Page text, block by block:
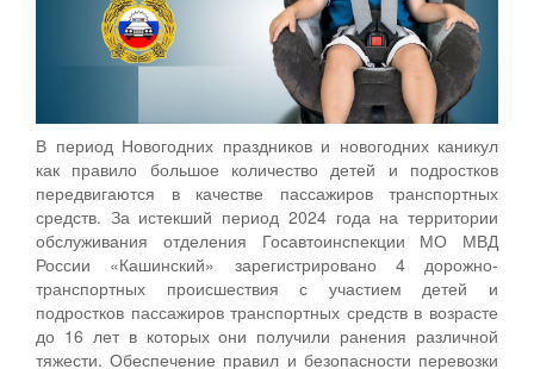
В период Новогодних праздников и новогодних каникул
как правило большое количество детей и подростков
передвигаются в качестве пассажиров транспортных
средств. За истекший период 2024 года на территории
обслуживания отделения Госавтоинспекции МО МВД
России «Кашинский» зарегистрировано 4 дорожно-
транспортных происшествия с участием детей и
подростков пассажиров транспортных средств в возрасте
до 16 лет в которых они получили ранения различной
тяжести. Обеспечение правил и безопасности перевозки